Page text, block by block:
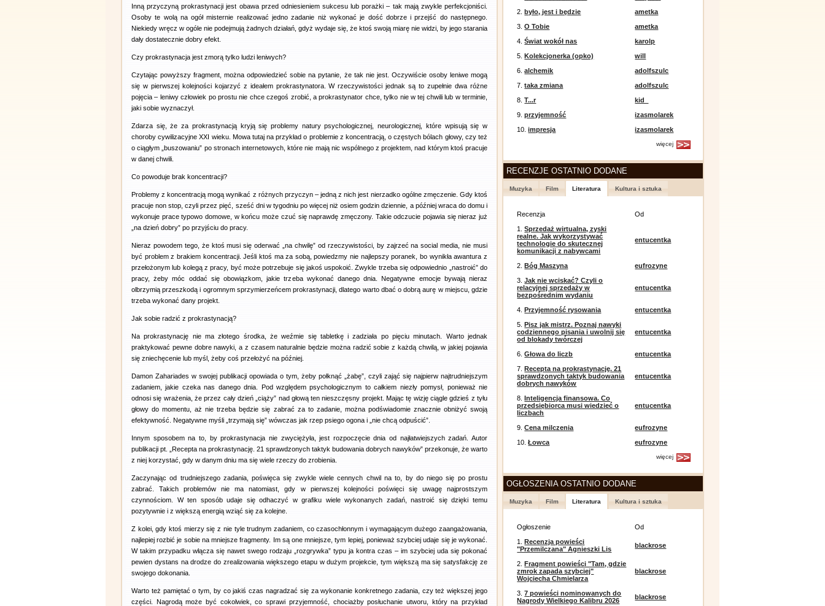
Inną przyczyną prokrastynacji jest obawa przed odniesieniem sukcesu lub porażki – tak mają zwykle perfekcjoniści.
Osoby te wolą na ogół misternie realizować jedno zadanie niż wykonać je dość dobrze i przejść do następnego.
Niekiedy wręcz w ogóle nie podejmują żadnych działań, gdyż wydaje się, że ktoś swoją miarę nie widzi, by jego starania
dały dostatecznie dobry efekt.
Czy prokrastynacja jest zmorą tylko ludzi leniwych?
Czytając powyższy fragment, można odpowiedzieć sobie na pytanie, że tak nie jest. Oczywiście osoby leniwe mogą
się w pierwszej kolejności kojarzyć z ideałem prokrastynatora. W rzeczywistości jednak są to zupełnie dwa różne
pojęcia – leniwy człowiek po prostu nie chce czegoś zrobić, a prokrastynator chce, tylko nie w tej chwili lub w terminie,
jaki sobie wyznaczył.
Zdarza się, że za prokrastynacją kryją się problemy natury psychologicznej, neurologicznej, które wpisują się w
choroby cywilizacyjne XXI wieku. Mowa tutaj na przykład o problemie z koncentracją, o częstych bólach głowy, czy też
o ciągłym „buszowaniu” po stronach internetowych, które nie mają nic wspólnego z projektem, nad którym ktoś pracuje
w danej chwili.
Co powoduje brak koncentracji?
Problemy z koncentracją mogą wynikać z różnych przyczyn – jedną z nich jest nierzadko ogólne zmęczenie. Gdy ktoś
pracuje non stop, czyli przez pięć, sześć dni w tygodniu po więcej niż osiem godzin dziennie, a później wraca do domu i
wykonuje prace typowo domowe, w końcu może czuć się naprawdę zmęczony. Takie odczucie pojawia się nieraz już
„na dzień dobry” po przyjściu do pracy.
Nieraz powodem tego, że ktoś musi się oderwać „na chwilę” od rzeczywistości, by zajrzeć na social media, nie musi
być problem z brakiem koncentracji. Jeśli ktoś ma za sobą, powiedzmy nie najlepszy poranek, bo wynikła awantura z
przełożonym lub kolegą z pracy, być może potrzebuje się jakoś uspokoić. Zwykle trzeba się odpowiednio „nastroić” do
pracy, żeby móc oddać się obowiązkom, jakie trzeba wykonać danego dnia. Negatywne emocje bywają nieraz
olbrzymią przeszkodą i ogromnym sprzymierzeńcem prokrastynacji, dlatego warto dbać o dobrą aurę w miejscu, gdzie
trzeba wykonać dany projekt.
Jak sobie radzić z prokrastynacją?
Na prokrastynację nie ma złotego środka, że weźmie się tabletkę i zadziała po pięciu minutach. Warto jednak
praktykować pewne dobre nawyki, a z czasem naturalnie będzie można radzić sobie z każdą chwilą, w jakiej pojawia
się zniechęcenie lub myśl, żeby coś przełożyć na później.
Damon Zahariades w swojej publikacji opowiada o tym, żeby połknąć „żabę”, czyli zająć się najpierw najtrudniejszym
zadaniem, jakie czeka nas danego dnia. Pod względem psychologicznym to całkiem niezły pomysł, ponieważ nie
odnosi się wrażenia, że przez cały dzień „ciąży” nad głową ten nieszczęsny projekt. Mając tę wizję ciągle gdzieś z tyłu
głowy do momentu, aż nie trzeba będzie się zabrać za to zadanie, można podświadomie znacznie obniżyć swoją
efektywność. Negatywne myśli „trzymają się” wówczas jak rzep psiego ogona i „nie chcą odpuścić”.
Innym sposobem na to, by prokrastynacja nie zwyciężyła, jest rozpoczęcie dnia od najłatwiejszych zadań. Autor
publikacji pt. „Recepta na prokrastynację. 21 sprawdzonych taktyk budowania dobrych nawyków” przekonuje, że warto
z niej korzystać, gdy w danym dniu ma się wiele rzeczy do zrobienia.
Zaczynając od trudniejszego zadania, poświęca się zwykle wiele cennych chwil na to, by do niego się po prostu
zabrać. Takich problemów nie ma natomiast, gdy w pierwszej kolejności poświęci się uwagę najprostszym
czynnościom. W ten sposób udaje się odhaczyć w grafiku wiele wykonanych zadań, nastroić się dzięki temu
pozytywnie i z większą energią wziąć się za kolejne.
Z kolei, gdy ktoś mierzy się z nie tyle trudnym zadaniem, co czasochłonnym i wymagającym dużego zaangażowania,
najlepiej rozbić je sobie na mniejsze fragmenty. Im są one mniejsze, tym lepiej, ponieważ szybciej udaje się je wykonać.
W takim przypadku włącza się nawet swego rodzaju „rozgrywka” typu ja kontra czas – im szybciej uda się pokonać
pewien dystans na drodze do zrealizowania większego etapu w dużym projekcie, tym większą ma się satysfakcję ze
swojego dokonania.
Warto też pamiętać o tym, by co jakiś czas nagradzać się za wykonanie konkretnego zadania, czy też większej jego
części. Nagrodą może być cokolwiek, co sprawi przyjemność, chociażby posłuchanie utworu, który na przykład
2.było, jest i będzie
ametka
3.O Tobie
ametka
4.Świat wokół nas
karolp
5.Kolekcjonerka (opko)
will
6.alchemik
adolfszulc
7.taka zmiana
adolfszulc
8.T...r
kid_
9.przyjemność
izasmolarek
10.impresja izasmolarek
więcej
RECENZJE OSTATNIO DODANE
Muzyka Film Literatura Kultura i sztuka
Recenzja
Od
1.Sprzedaż wirtualna, zyski
realne. Jak wykorzystywać
technologie do skutecznej
komunikacji z nabywcami
entucentka
2.Bóg Maszyna
eufrozyne
3.Jak nie wciskać? Czyli o
relacyjnej sprzedaży w
bezpośrednim wydaniu
entucentka
4.Przyjemność rysowania
entucentka
5.Pisz jak mistrz. Poznaj nawyki
codziennego pisania i uwolnij się
od blokady twórczej
entucentka
6.Głowa do liczb
entucentka
7.Recepta na prokrastynację. 21
sprawdzonych taktyk budowania
dobrych nawyków
entucentka
8.Inteligencja finansowa. Co
przedsiębiorca musi wiedzieć o
liczbach
entucentka
9.Cena milczenia
eufrozyne
10.Łowca eufrozyne
więcej
OGŁOSZENIA OSTATNIO DODANE
Muzyka Film Literatura Kultura i sztuka
Ogłoszenie
Od
1.Recenzja powieści
"Przemilczana" Agnieszki Lis
blackrose
2.Fragment powieści "Tam, gdzie
zmrok zapada szybciej"
Wojciecha Chmielarza
blackrose
3.7 powieści nominowanych do
Nagrody Wielkiego Kalibru 2026
blackrose